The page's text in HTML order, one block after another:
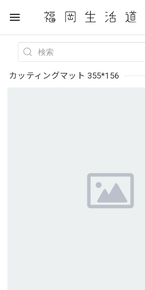
カッティングマット 355*156